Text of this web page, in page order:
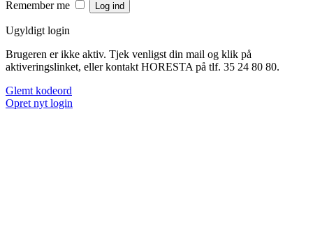
Remember me
Ugyldigt login
Brugeren er ikke aktiv. Tjek venligst din mail og klik på
aktiveringslinket, eller kontakt HORESTA på tlf. 35 24 80 80.
Glemt kodeord
Opret nyt login